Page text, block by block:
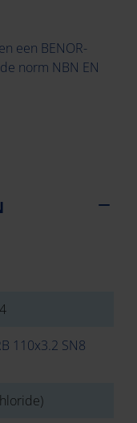
een BENOR-
norm NBN EN
110x3.2 SN8